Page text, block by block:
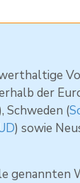
der
Schweden (
) sowie
genannten